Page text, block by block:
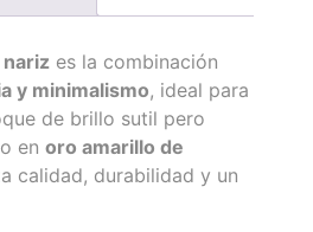
nariz es la combinación
y minimalismo, ideal para
de brillo sutil pero
en oro amarillo de
calidad, durabilidad y un